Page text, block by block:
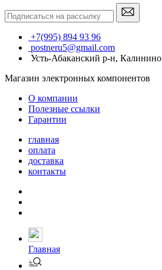
+7(995) 894 93 96
postneru5@gmail.com
Усть-Абаканский р-н, Калинино
Магазин электронных компонентов
О компании
Полезные ссылки
Гарантии
главная
оплата
доставка
контакты
Главная